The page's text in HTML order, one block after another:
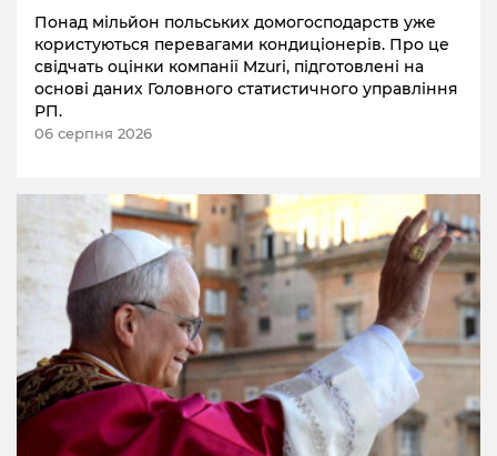
Понад мільйон польських домогосподарств уже
користуються перевагами кондиціонерів. Про це
свідчать оцінки компанії Mzuri, підготовлені на
основі даних Головного статистичного управління
РП.
06 серпня 2026